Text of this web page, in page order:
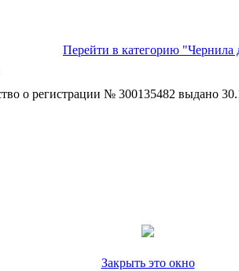
Перейти в категорию "Чернила
о регистрации № 300135482 выдано
Закрыть это окно